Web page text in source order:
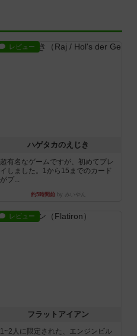
レビュー
ハゲタカのえじき
超有名なゲームですが、初めてプレ
イしました。1から15までのカード
がプ...
約5時間前by みいやん
レビュー
フラットアイアン
1~2人に限定された、エンジンビル